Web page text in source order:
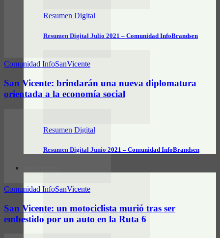
Resumen Digital
Resumen Digital Julio 2021 – Comunidad InfoBrandsen
Resumen Digital
Resumen Digital Junio 2021 – Comunidad InfoBrandsen
Comunidad InfoSanVicente
San Vicente: brindarán una nueva diplomatura
orientada a la economía social
Comunidad InfoSanVicente
San Vicente: un motociclista murió tras ser
embestido por un auto en la Ruta 6